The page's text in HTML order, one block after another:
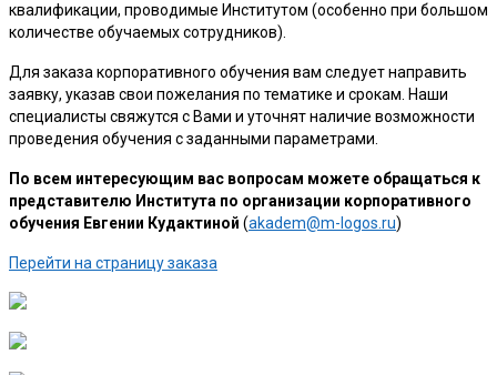
квалификации, проводимые Институтом (особенно при большом
количестве обучаемых сотрудников).
Для заказа корпоративного обучения вам следует направить
заявку, указав свои пожелания по тематике и срокам. Наши
специалисты свяжутся с Вами и уточнят наличие возможности
проведения обучения с заданными параметрами.
По всем интересующим вас вопросам можете обращаться к
представителю Института по организации корпоративного
обучения Евгении Кудактиной (akadem@m-logos.ru)
Перейти на страницу заказа